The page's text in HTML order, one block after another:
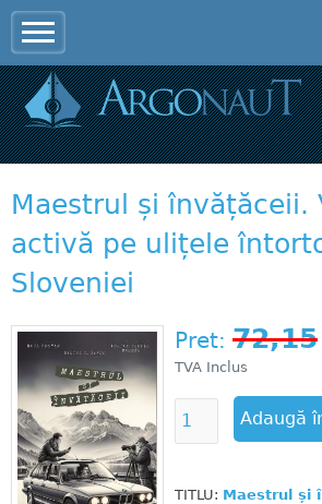
Maestrul și învățăceii.
activă pe ulițele
Sloveniei
Pret: 72,15
TVA Inclus
TITLU: Maestrul și